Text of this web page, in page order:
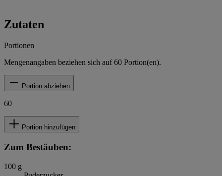
Zutaten
Portionen
Mengenangaben beziehen sich auf60 Portion(en).
Portion abziehen
60
Portion hinzufügen
Zum Bestäuben:
100 g